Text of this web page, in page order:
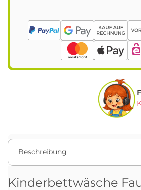
Beschreibung
Kinderbettwäsche